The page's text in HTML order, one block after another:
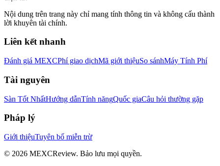
Nội dung trên trang này chỉ mang tính thông tin và không cấu thành
lời khuyên tài chính.
Liên kết nhanh
Đánh giá MEXCPhí giao dịchMã giới thiệuSo sánhMáy Tính Phí
Tài nguyên
Sàn Tốt NhấtHướng dẫnTính năngQuốc giaCâu hỏi thường gặp
Pháp lý
Giới thiệuTuyên bố miễn trừ
© 2026 MEXCReview. Bảo lưu mọi quyền.